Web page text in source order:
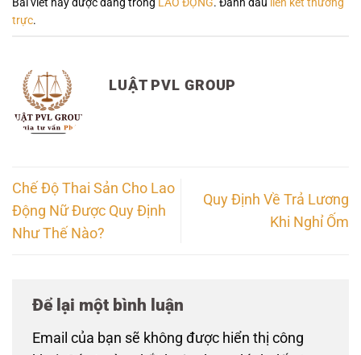
trực.
LUẬT PVL GROUP
Chế Độ Thai Sản Cho Lao
Động Nữ Được Quy Định
Như Thế Nào?
Quy Định Về Trả Lương
Khi Nghỉ Ốm
Để lại một bình luận
Email của bạn sẽ không được hiển thị công